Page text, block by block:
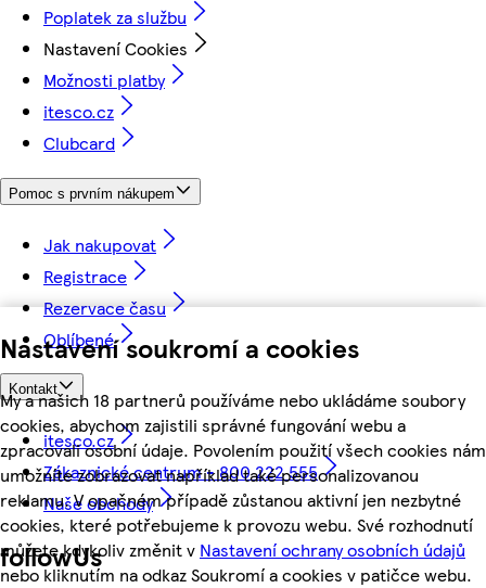
Nastavení soukromí a cookies
My a našich 18 partnerů používáme nebo ukládáme soubory
cookies, abychom zajistili správné fungování webu a
zpracovali osobní údaje. Povolením použití všech cookies nám
umožníte zobrazovat například také personalizovanou
reklamu. V opačném případě zůstanou aktivní jen nezbytné
cookies, které potřebujeme k provozu webu. Své rozhodnutí
můžete kdykoliv změnit v Nastavení ochrany osobních údajů
nebo kliknutím na odkaz Soukromí a cookies v patičce webu.
Poplatek za službu
Nastavení Cookies
Možnosti platby
itesco.cz
Clubcard
Pomoc s prvním nákupem
Jak nakupovat
Registrace
Rezervace času
Oblíbené
Kontakt
itesco.cz
Zákaznické centrum - 800 222 555
Naše obchody
followUs